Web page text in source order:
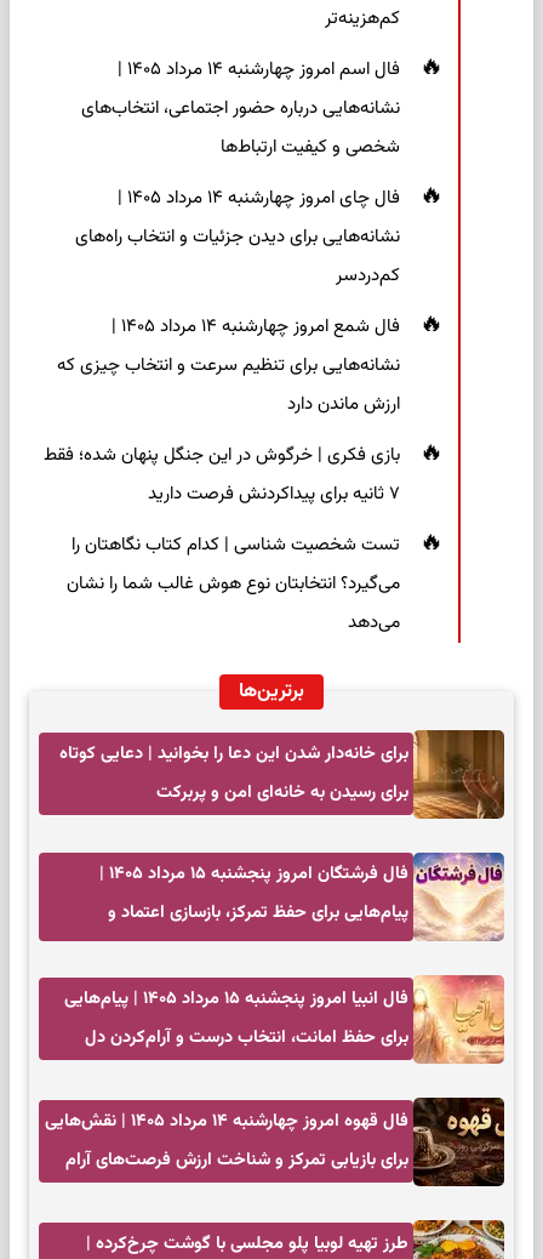
کم‌هزینه‌تر
فال اسم امروز چهارشنبه ۱۴ مرداد ۱۴۰۵ |
نشانه‌هایی درباره حضور اجتماعی، انتخاب‌های
شخصی و کیفیت ارتباط‌ها
فال چای امروز چهارشنبه ۱۴ مرداد ۱۴۰۵ |
نشانه‌هایی برای دیدن جزئیات و انتخاب راه‌های
کم‌دردسر
فال شمع امروز چهارشنبه ۱۴ مرداد ۱۴۰۵ |
نشانه‌هایی برای تنظیم سرعت و انتخاب چیزی که
ارزش ماندن دارد
بازی فکری | خرگوش در این جنگل پنهان شده؛ فقط
۷ ثانیه برای پیداکردنش فرصت دارید
تست شخصیت شناسی | کدام کتاب نگاهتان را
می‌گیرد؟ انتخابتان نوع هوش غالب شما را نشان
می‌دهد
برترین‌ها
برای خانه‌دار شدن این دعا را بخوانید | دعایی کوتاه
برای رسیدن به خانه‌ای امن و پربرکت
فال فرشتگان امروز پنجشنبه ۱۵ مرداد ۱۴۰۵ |
پیام‌هایی برای حفظ تمرکز، بازسازی اعتماد و
فال انبیا امروز پنجشنبه ۱۵ مرداد ۱۴۰۵ | پیام‌هایی
برای حفظ امانت، انتخاب درست و آرام‌کردن دل
فال قهوه امروز چهارشنبه ۱۴ مرداد ۱۴۰۵ | نقش‌هایی
برای بازیابی تمرکز و شناخت ارزش فرصت‌های آرام
طرز تهیه لوبیا پلو مجلسی با گوشت چرخ‌کرده |